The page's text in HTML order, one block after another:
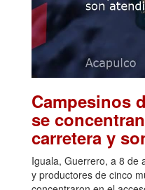
Campesinos
se
carretera y
Iguala, Guerrero, a 8 de
y productores de cinco